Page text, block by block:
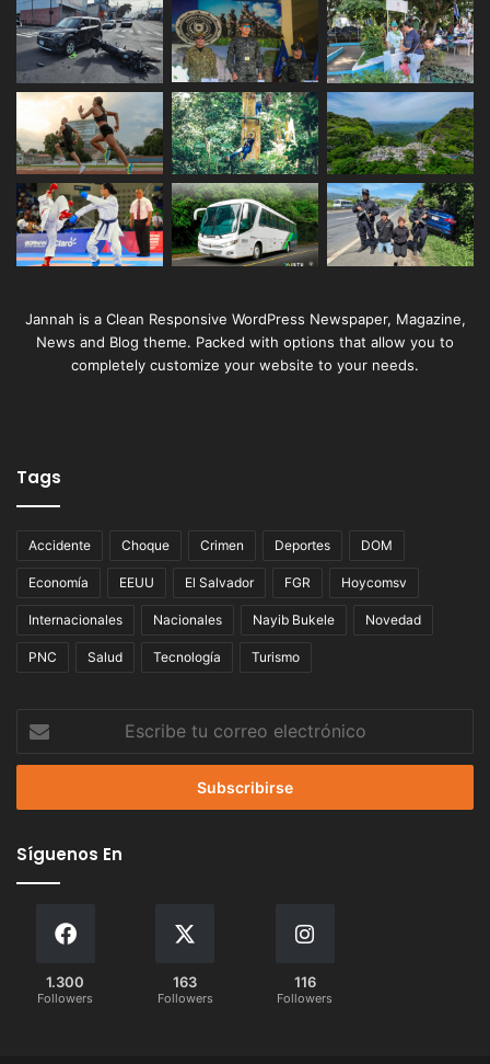
Jannah is a Clean Responsive WordPress Newspaper, Magazine,
News and Blog theme. Packed with options that allow you to
completely customize your website to your needs.
Tags
Accidente Choque Crimen Deportes DOM
Economía EEUU El Salvador FGR Hoycomsv
Internacionales Nacionales Nayib Bukele Novedad
PNC Salud Tecnología Turismo
tu
correo
Síguenos En
1.300
Followers
163
Followers
116
Followers